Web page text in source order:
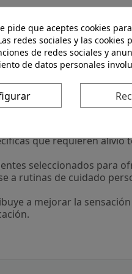
Descripción
para
calor. Su textura en gel
inmediata al
y práctico en el
grasos.
que requieren alivio
seleccionados para
a rutinas de cuidado
a mejorar la
pide que aceptes cookies
redes sociales y las
de redes sociales y
de datos personales